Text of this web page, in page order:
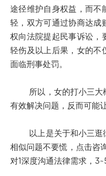
途径维护自身权益，而不
轻，双方可通过协商达成
权向法院提起民事诉讼，
轻伤及以上后果，女的不
面临刑事处罚。
所以，女的打小三大
有效解决问题，反而可能
以上是关于和小三逛街
相似问题不要慌，点击咨
对1深度沟通法律需求，